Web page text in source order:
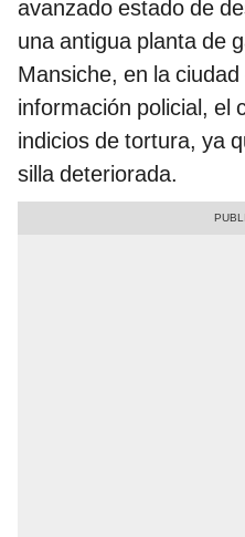
avanzado estado de
una antigua planta de
Mansiche, en la ciudad
información policial, el
indicios de tortura, ya
silla deteriorada.